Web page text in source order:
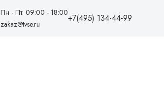
Пн - Пт: 09:00 - 18:00
zakaz@tvse.ru
+7(495) 134-44-99